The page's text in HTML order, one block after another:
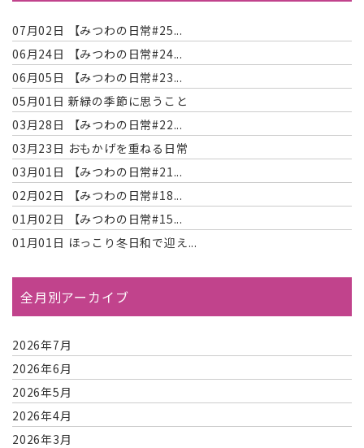
07月02日
【みつわの日常#25...
06月24日
【みつわの日常#24...
06月05日
【みつわの日常#23...
05月01日 新緑の季節に思うこと
03月28日
【みつわの日常#22...
03月23日 おもかげを重ねる日常
03月01日
【みつわの日常#21...
02月02日
【みつわの日常#18...
01月02日
【みつわの日常#15...
01月01日 ほっこり冬日和で迎え...
全月別アーカイブ
2026年7月
2026年6月
2026年5月
2026年4月
2026年3月